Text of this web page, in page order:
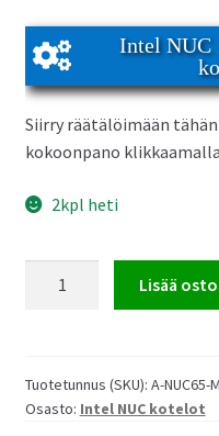
Intel NUC
Siirry räätälöimään
kokoonpano
2kpl heti
NUC
kotelo
Lisää
Tuotetunnus (SKU): A-NUC65-
Osasto: Intel NUC kotelot